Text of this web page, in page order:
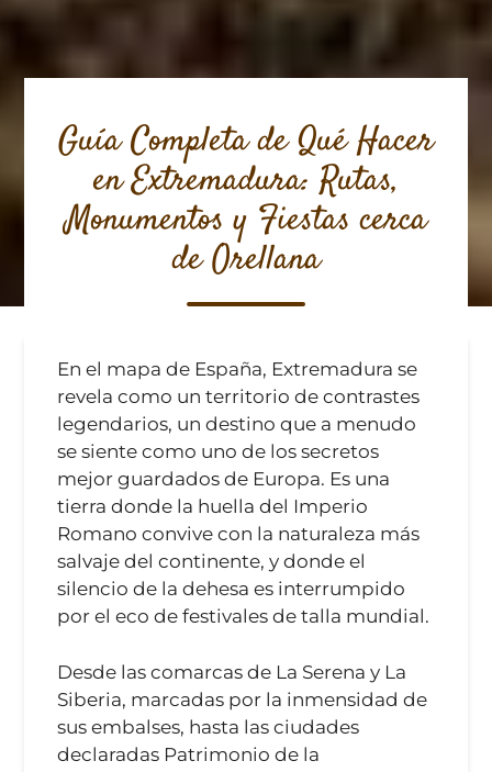
Guía Completa de Qué Hacer
en Extremadura: Rutas,
Monumentos y Fiestas cerca
de Orellana
En el mapa de España, Extremadura se
revela como un territorio de contrastes
legendarios, un destino que a menudo
se siente como uno de los secretos
mejor guardados de Europa. Es una
tierra donde la huella del Imperio
Romano convive con la naturaleza más
salvaje del continente, y donde el
silencio de la dehesa es interrumpido
por el eco de festivales de talla mundial.
Desde las comarcas de La Serena y La
Siberia, marcadas por la inmensidad de
sus embalses, hasta las ciudades
declaradas Patrimonio de la